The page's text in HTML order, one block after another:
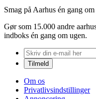
Smag på Aarhus én gang om
Gør som 15.000 andre
indboks én gang om ugen.
Om os
Privatlivsindstillinger